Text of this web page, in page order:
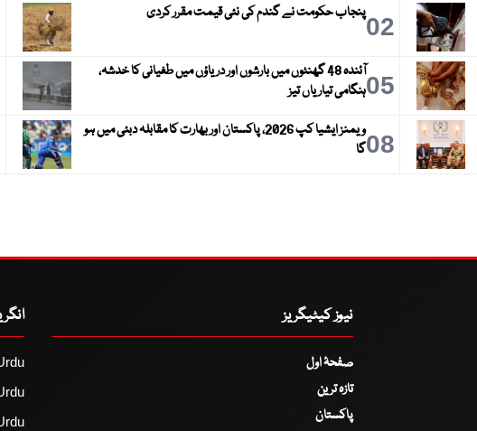
02پنجاب حکومت نے گندم کی نئی قیمت مقرر کردی
05
آئندہ 48 گھنٹوں میں بارشوں اور دریاؤں میں طغیانی کا خدشہ،
ہنگامی تیاریاں تیز
08
ویمنز ایشیا کپ 2026، پاکستان اور بھارت کا مقابلہ دبئی میں ہو
گا
نیوز کیٹیگریز
صفحۂ اول
تازہ ترین
پاکستان